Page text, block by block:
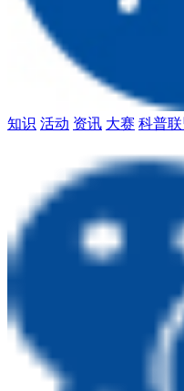
知识 活动 资讯 大赛 科普